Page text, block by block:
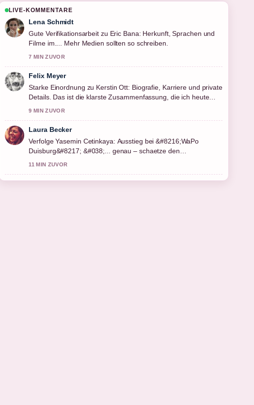
LIVE-KOMMENTARE
Lena Schmidt
Gute Verifikationsarbeit zu Eric Bana: Herkunft, Sprachen und
Filme im.... Mehr Medien sollten so schreiben.
7 MIN ZUVOR
Felix Meyer
Starke Einordnung zu Kerstin Ott: Biografie, Karriere und private
Details. Das ist die klarste Zusammenfassung, die ich heute
9 MIN ZUVOR
Laura Becker
Verfolge Yasemin Cetinkaya: Ausstieg bei &#8216;WaPo
Duisburg&#8217; &#038;... genau – schaetze den
11 MIN ZUVOR